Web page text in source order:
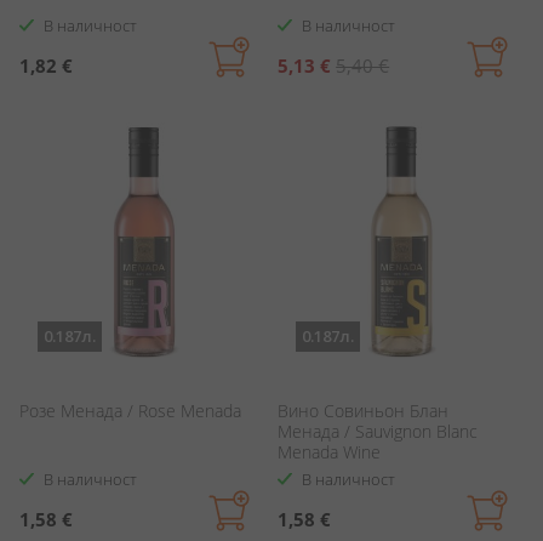
В наличност
1,82 €
В наличност
Специална
5,13 € 5,40 €
0.187л.
Розе Менада / Rose Menada
В наличност
1,58 €
0.187л.
Вино Совиньон Блан
Менада / Sauvignon Blanc
Menada Wine
В наличност
1,58 €